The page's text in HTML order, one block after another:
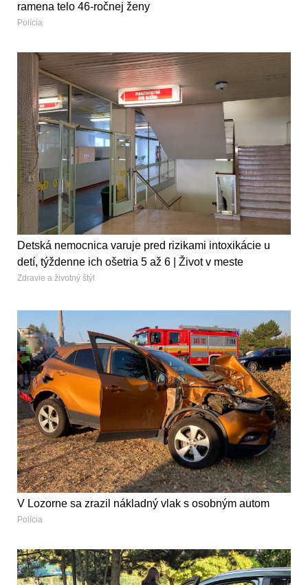
ramena telo 46-ročnej ženy
Polícia
Detská nemocnica varuje pred rizikami intoxikácie u
detí, týždenne ich ošetria 5 až 6 | Život v meste
Zdravie a životný štýl
V Lozorne sa zrazil nákladný vlak s osobným autom
Polícia